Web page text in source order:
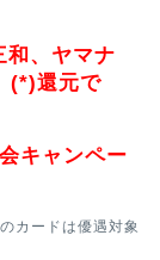
和、ヤマナ
(*)還元で
キャンペー
カードは優遇対象